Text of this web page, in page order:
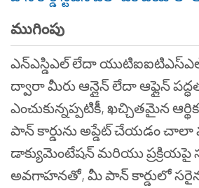
ముగింపు
ఎన్ఎస్డిఎల్ లేదా యుటిఐఐటిఎస్ఎల్
ద్వారా మీరు ఆన్లైన్ లేదా ఆఫ్లైన్
ఎంచుకున్నప్పటికీ, ఖచ్చితమైన
పాన్ కార్డును అప్డేట్ చేయడం చాలా
డాక్యుమెంటేషన్ మరియు ప్రక్రియపై
అవగాహనతో, మీ పాన్ కార్డులో